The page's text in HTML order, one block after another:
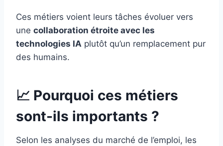
Ces métiers voient leurs tâches évoluer vers
une collaboration étroite avec les
technologies IA plutôt qu’un remplacement pur
des humains.
📈 Pourquoi ces métiers
sont-ils importants ?
Selon les analyses du marché de l’emploi, les